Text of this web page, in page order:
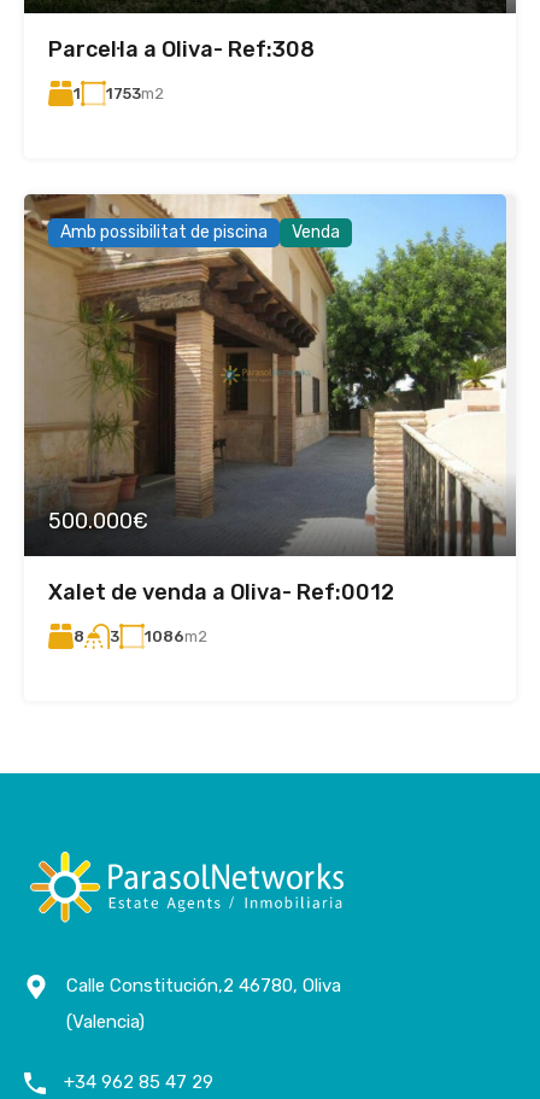
Parcel·la a Oliva- Ref:308
1 1753m2
Amb possibilitat de piscina Venda
500.000€
Xalet de venda a Oliva- Ref:0012
8 3 1086m2
Calle Constitución,2 46780, Oliva
(Valencia)
+34 962 85 47 29